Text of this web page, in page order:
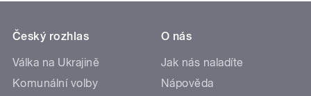
Český rozhlas
Válka na Ukrajině
Komunální volby
O nás
Jak nás naladíte
Nápověda